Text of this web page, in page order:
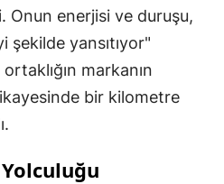
Onun enerjisi ve duruşu,
şekilde yansıtıyor"
markanın
bir kilometre